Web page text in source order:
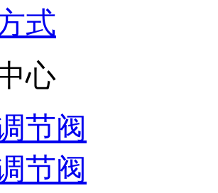
式
心
节阀
节阀